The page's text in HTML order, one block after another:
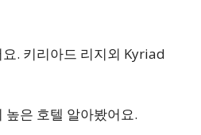
. 키리아드 리지외 Kyriad
은 호텔 알아봤어요.